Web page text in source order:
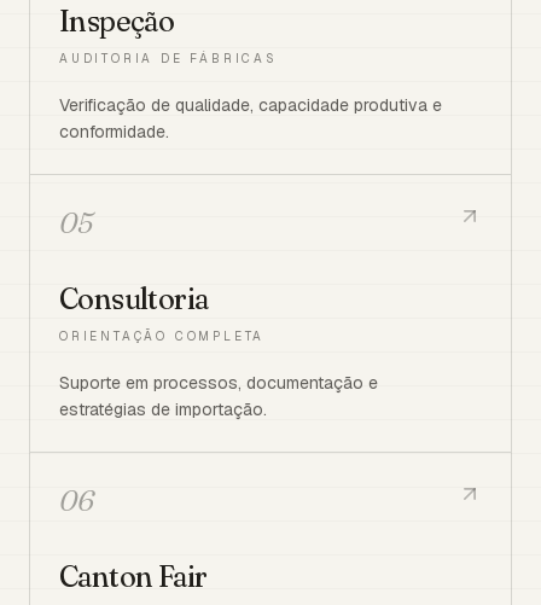
Inspeção
AUDITORIA DE FÁBRICAS
Verificação de qualidade, capacidade produtiva e
conformidade.
05
Consultoria
ORIENTAÇÃO COMPLETA
Suporte em processos, documentação e
estratégias de importação.
06
Canton Fair